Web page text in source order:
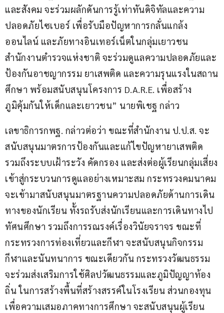
และสังคม จะร่วมผลักดันการรู้เท่าทันดิจิทัลและความ
ปลอดภัยไซเบอร์ เพื่อรับมือปัญหาการกลั่นแกล้ง
ออนไลน์ และภัยทางอินเทอร์เน็ตในกลุ่มเยาวชน
สำนักงานตำรวจแห่งชาติ จะร่วมดูแลความปลอดภัยและ
ป้องกันอาชญากรรม ยาเสพติด และความรุนแรงในสถาน
ศึกษา พร้อมสนับสนุนโครงการ D.A.R.E. เพื่อสร้าง
ภูมิคุ้มกันให้เด็กและเยาวชน” นายพิเชฐ กล่าว
เลขาธิการกพฐ. กล่าวต่อว่า ขณะที่สำนักงาน ป.ป.ส. จะ
สนับสนุนมาตรการป้องกันและแก้ไขปัญหายาเสพติด
รวมถึงระบบเฝ้าระวัง คัดกรอง และส่งต่อผู้เรียนกลุ่มเสี่ยง
เข้าสู่กระบวนการดูแลอย่างเหมาะสม กระทรวงคมนาคม
จะเข้ามาสนับสนุนมาตรฐานความปลอดภัยด้านการเดิน
ทางของนักเรียน ทั้งรถรับส่งนักเรียนและการเดินทางไป
ทัศนศึกษา รวมถึงการรณรงค์เรื่องวินัยจราจร ขณะที่
กระทรวงการท่องเที่ยวและกีฬา จะสนับสนุนกิจกรรม
กีฬาและนันทนาการ ขณะเดียวกัน กระทรวงวัฒนธรรม
จะร่วมส่งเสริมการใช้ศิลปวัฒนธรรมและภูมิปัญญาท้อง
ถิ่น ในการสร้างพื้นที่สร้างสรรค์ในโรงเรียน ส่วนกองทุน
เพื่อความเสมอภาคทางการศึกษา จะสนับสนุนผู้เรียน